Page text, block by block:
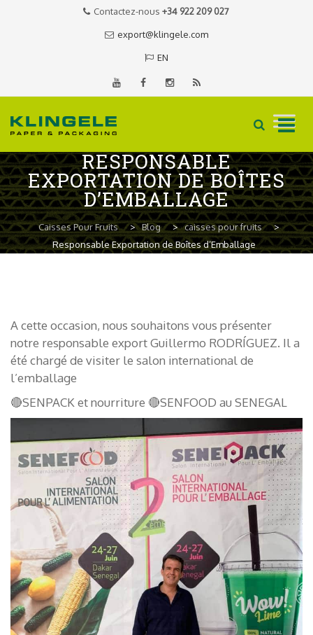
Contactez-nous +34 922 209 027
export@klingele.com
EN
Skip
to
content
RESPONSABLE
EXPORTATION DE BOÎTES
D’EMBALLAGE
Caisses Pour Fruits > Blog > caisses pour fruits
>
Responsable Exportation de Boîtes d’Emballage
A cette occasion, nous souhaitons vous présenter
notre responsable export Guillermo RODRÍGUEZ. Il a
été chargé de visiter le salon international de
l’emballage
🔴SENPACK et nourriture 🔴SENFOOD au SENEGAL